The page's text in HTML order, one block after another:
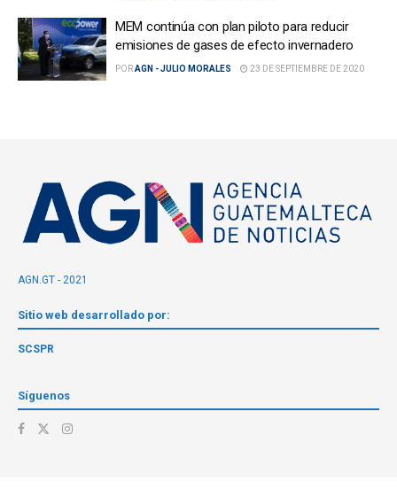
MEM continúa con plan piloto para reducir
emisiones de gases de efecto invernadero
PORAGN - JULIO MORALES 23 DE SEPTIEMBRE DE 2020
AGN.GT - 2021
Sitio web desarrollado por:
SCSPR
Síguenos